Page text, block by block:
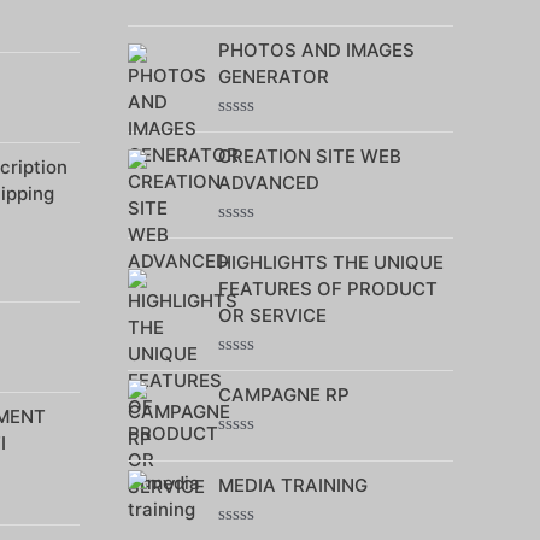
sur
5
PHOTOS AND IMAGES
GENERATOR
0
sur
5
CREATION SITE WEB
ADVANCED
0
sur
5
HIGHLIGHTS THE UNIQUE
FEATURES OF PRODUCT
OR SERVICE
Note
0
sur
5
CAMPAGNE RP
sur
MEDIA TRAINING